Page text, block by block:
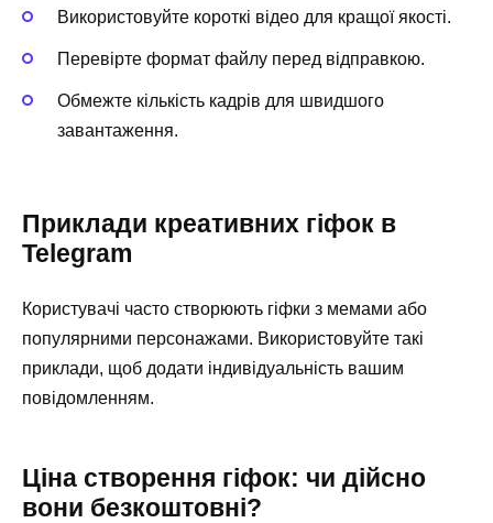
Використовуйте короткі відео для кращої якості.
Перевірте формат файлу перед відправкою.
Обмежте кількість кадрів для швидшого
завантаження.
Приклади креативних гіфок в
Telegram
Користувачі часто створюють гіфки з мемами або
популярними персонажами. Використовуйте такі
приклади, щоб додати індивідуальність вашим
повідомленням.
Ціна створення гіфок: чи дійсно
вони безкоштовні?